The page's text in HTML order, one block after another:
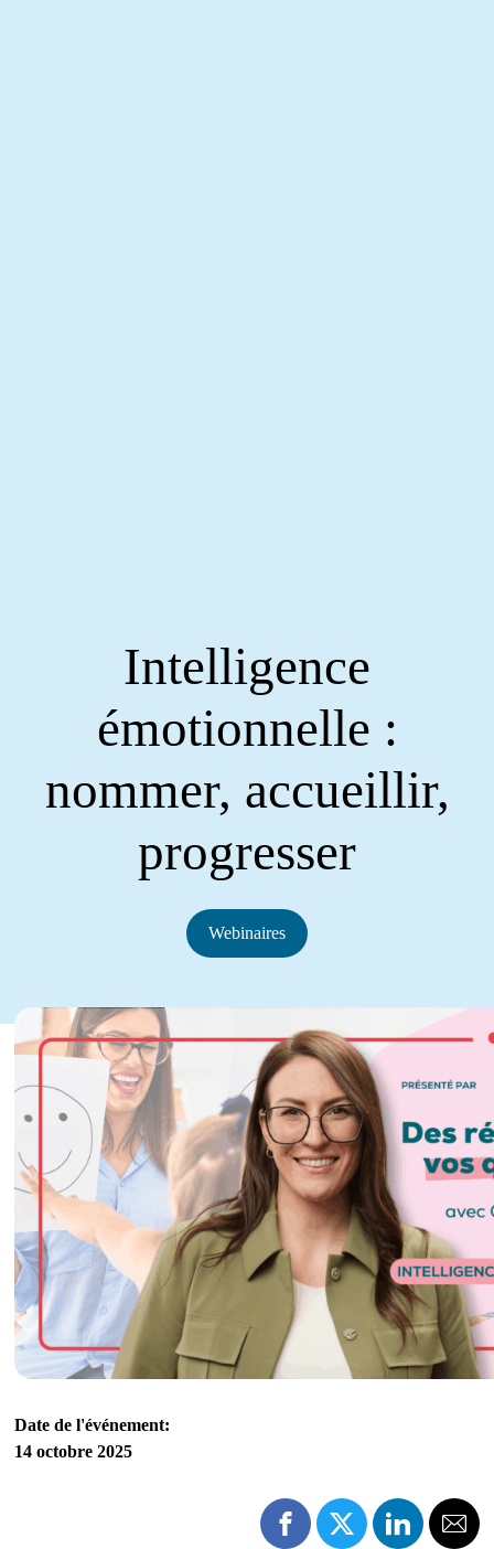
Intelligence
émotionnelle :
nommer, accueillir,
progresser
Webinaires
Date de l'événement:
14 octobre 2025